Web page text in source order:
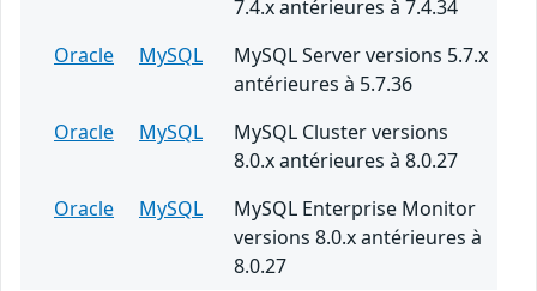
7.4.x antérieures à 7.4.34
Oracle
MySQL
MySQL Server versions 5.7.x
antérieures à 5.7.36
Oracle
MySQL
MySQL Cluster versions
8.0.x antérieures à 8.0.27
Oracle
MySQL
MySQL Enterprise Monitor
versions 8.0.x antérieures à
8.0.27